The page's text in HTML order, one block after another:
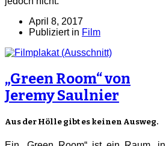
April 8, 2017
Publiziert in Film
„Green Room“ von
Jeremy Saulnier
Aus der Hölle gibt es keinen Ausweg.